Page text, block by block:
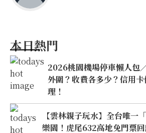
本日熱門
2026桃園機場停車懶人包
外圍？收費各多少？信用
理！
【雲林親子玩水】全台唯一
樂園！虎尾632高地免門票